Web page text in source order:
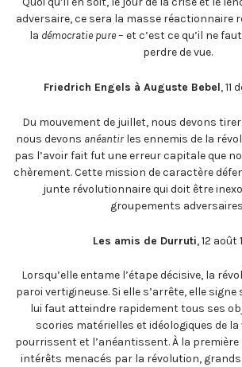
adversaire, ce sera la masse réactionnaire
la démocratie pure– et c’est ce qu’il ne
perdre de vue.
Friedrich Engels à Auguste Bebel, 11
Du mouvement de juillet, nous devons
nous devons anéantirles ennemis de la
pas l’avoir fait fut une erreur capitale que
chèrement. Cette mission de caractère
junte révolutionnaire qui doit être
groupements
Les amis de Durruti, 12 août
Lorsqu’elle entame l’étape décisive, la
paroi vertigineuse. Si elle s’arrête, elle
lui faut atteindre rapidement tous ses
scories matérielles et idéologiques de la
pourrissent et l’anéantissent. À la
intérêts menacés par la révolution,